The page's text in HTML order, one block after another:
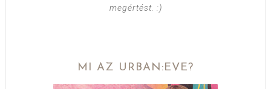
megértést. :)
MI AZ URBAN:EVE?